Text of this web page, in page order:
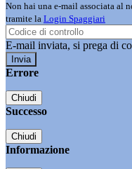
Non hai una e-mail associata al
tramite la Login Spaggiari
E-mail inviata, si prega di
Errore
Chiudi
Successo
Chiudi
Informazione